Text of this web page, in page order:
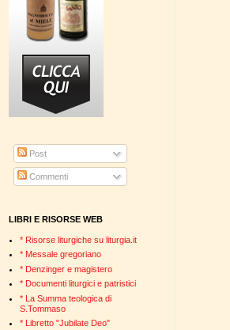
Post
Commenti
LIBRI E RISORSE WEB
* Risorse liturgiche su liturgia.it
* Messale gregoriano
* Denzinger e magistero
* Documenti liturgici e patristici
* La Summa teologica di
S.Tommaso
* Libretto "Jubilate Deo"